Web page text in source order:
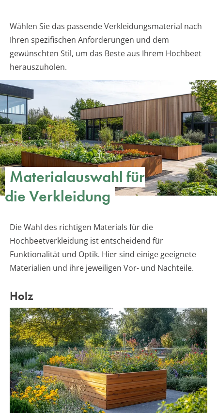
Wählen Sie das passende Verkleidungsmaterial nach
Ihren spezifischen Anforderungen und dem
gewünschten Stil, um das Beste aus Ihrem Hochbeet
herauszuholen.
Materialauswahl für
die Verkleidung
Die Wahl des richtigen Materials für die
Hochbeetverkleidung ist entscheidend für
Funktionalität und Optik. Hier sind einige geeignete
Materialien und ihre jeweiligen Vor- und Nachteile.
Holz